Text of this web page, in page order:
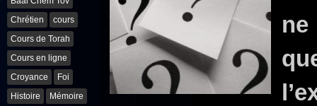
Chrétien
cours
Cours de Torah
Cours en ligne
Croyance
Foi
Histoire
Mémoire
ne